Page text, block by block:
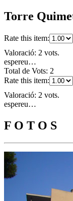
Torre
Rate this item:
Valoració: 2 vots.
espereu…
Total de Vots: 2
Rate this item:
Valoració: 2 vots.
espereu…
F O T O S